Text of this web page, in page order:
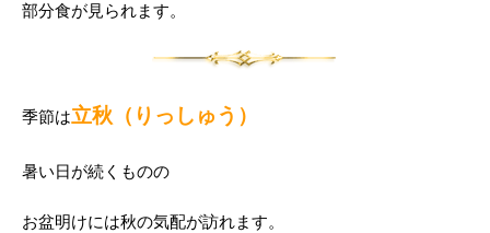
部分食が見られます。
季節は立秋（りっしゅう）
暑い日が続くものの
お盆明けには秋の気配が訪れます。